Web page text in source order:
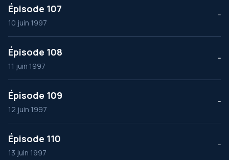
Épisode 107
10 juin 1997
--
Épisode 108
11 juin 1997
--
Épisode 109
12 juin 1997
--
Épisode 110
13 juin 1997
--